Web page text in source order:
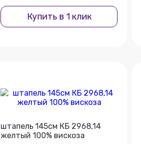
Купить в 1 клик
штапель 145см КБ 2968,14
желтый 100% вискоза